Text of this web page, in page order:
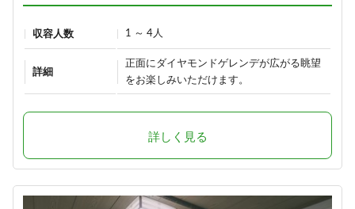
収容人数 1 ～ 4人
詳細
正面にダイヤモンドゲレンデが広がる眺望
をお楽しみいただけます。
詳しく見る